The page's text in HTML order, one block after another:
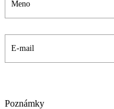
Poznámky